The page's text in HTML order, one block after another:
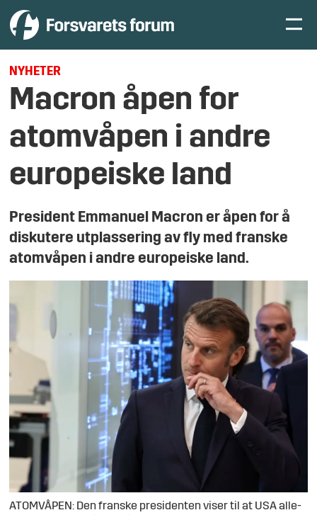
NYHETER
Macron åp­en for
atom­vå­pen i and­re
eu­ro­pe­is­ke land
Pre­si­dent Em­ma­nuel Macron er åpen for å
dis­ku­te­re ut­plas­se­ring av fly med frans­ke
atom­vå­pen i and­re eu­ro­pe­is­ke land.
ATOM­VÅ­PEN: Den frans­ke pre­si­den­ten vi­ser til at USA al­le­